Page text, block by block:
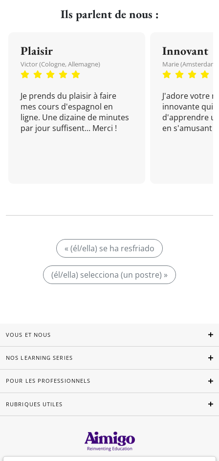
Ils parlent de nous :
Plaisir
Victor (Cologne, Allemagne)
Je prends du plaisir à faire
mes cours d'espagnol en
ligne. Une dizaine de minutes
par jour suffisent... Merci !
Innovant
Marie (Amsterdam,
J'adore votre
innovante qui
d'apprendre
en s'amusant !
« (él/ella) se ha resfriado
(él/ella) selecciona (un postre) »
VOUS ET NOUS
NOS LEARNING SERIES
POUR LES PROFESSIONNELS
RUBRIQUES UTILES